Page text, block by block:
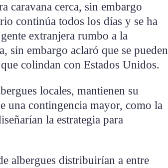
caravana cerca, sin embargo
continúa todos los días y se ha
extranjera rumbo a la
sin embargo aclaró que se pueden
colindan con Estados Unidos.
locales, mantienen su
una contingencia mayor, como la
la estrategia para
albergues distribuirían a entre